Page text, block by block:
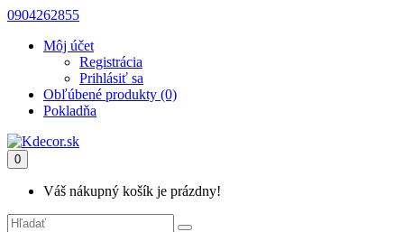
0904262855
Môj účet
Registrácia
Prihlásiť sa
Obľúbené produkty (0)
Pokladňa
0
Váš nákupný košík je prázdny!